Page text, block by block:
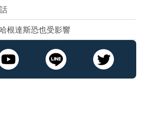
根達斯恐也受影響